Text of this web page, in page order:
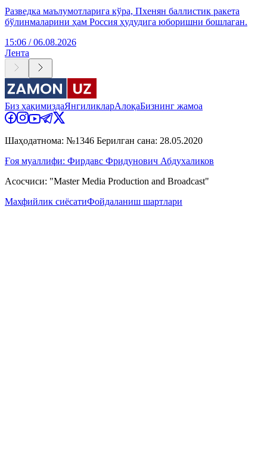
Разведка маълумотларига кўра, Пхенян баллистик ракета
бўлинмаларини ҳам Россия ҳудудига юборишни бошлаган.
15:06 / 06.08.2026
Лента
Биз ҳақимиздаЯнгиликларАлоқаБизнинг жамоа
Шаҳодатнома: №1346 Берилган сана: 28.05.2020
Ғоя муаллифи: Фирдавс Фридунович Абдухаликов
Асосчиси: "Master Media Production and Broadcast"
Махфийлик сиёсатиФойдаланиш шартлари